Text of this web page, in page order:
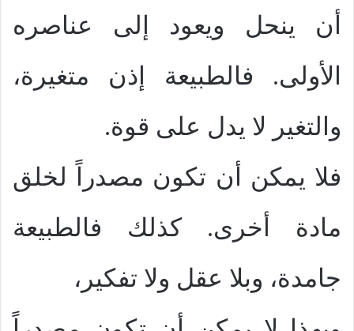
أن ينحل ويعود إلى عناصره
الأولى. فالطبيعة إذن متغيرة،
والتغير لا يدل على قوة.
فلا يمكن أن تكون مصدراً لخلق
مادة أخرى. كذلك فالطبيعة
جامدة، وبلا عقل ولا تفكير،